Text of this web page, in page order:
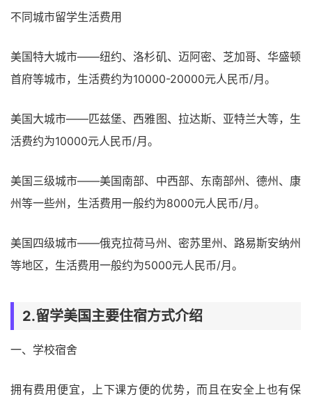
不同城市留学生活费用
美国特大城市――纽约、洛杉矶、迈阿密、芝加哥、华盛顿
首府等城市，生活费约为10000-20000元人民币/月。
美国大城市――匹兹堡、西雅图、拉达斯、亚特兰大等，生
活费约为10000元人民币/月。
美国三级城市――美国南部、中西部、东南部州、德州、康
州等一些州，生活费用一般约为8000元人民币/月。
美国四级城市――俄克拉荷马州、密苏里州、路易斯安纳州
等地区，生活费用一般约为5000元人民币/月。
2.留学美国主要住宿方式介绍
一、学校宿舍
拥有费用便宜，上下课方便的优势，而且在安全上也有保